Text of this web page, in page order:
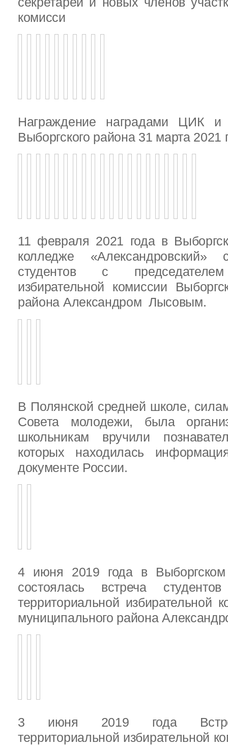
комисси
Награждение наградами ЦИК
Выборгского района 31 марта 2021
11 февраля 2021 года в
колледже «Александровский»
студентов с председателем
избирательной комиссии
района Александром Лысовым.
В Полянской средней школе,
Совета молодежи, была
школьникам вручили
которых находилась
документе России.
4 июня 2019 года в
состоялась встреча
территориальной избирательной
муниципального района
3 июня 2019 года
территориальной избирательной